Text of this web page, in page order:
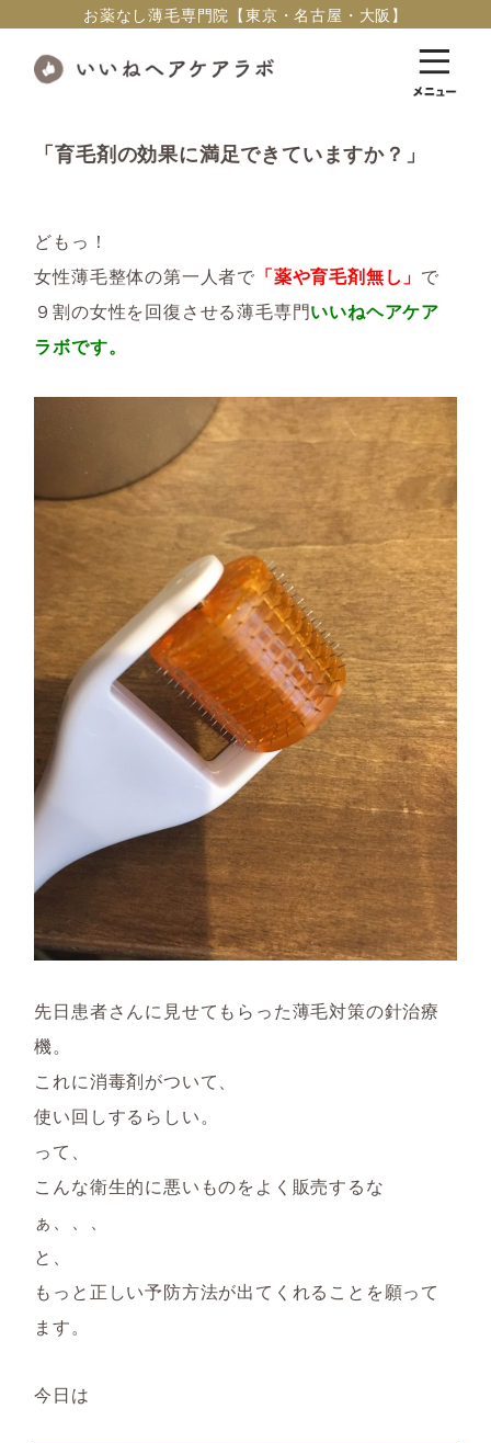
お薬なし薄毛専門院【東京・名古屋・大阪】
「育毛剤の効果に満足できていますか？」
どもっ！
女性薄毛整体の第一人者で 「薬や育毛剤無し」 で
９割の女性を回復させる薄毛専門いいねヘアケア
ラボです。
先日患者さんに見せてもらった薄毛対策の針治療
機。
これに消毒剤がついて、
使い回しするらしい。
って、
こんな衛生的に悪いものをよく販売するな
ぁ、、、
と、
もっと正しい予防方法が出てくれることを願って
ます。
今日は